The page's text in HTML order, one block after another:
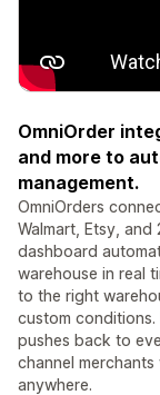
OmniOrder
and more to
management.
OmniOrders
Walmart, Etsy,
dashboard
warehouse in real
to the right
custom
pushes back to
channel
anywhere.